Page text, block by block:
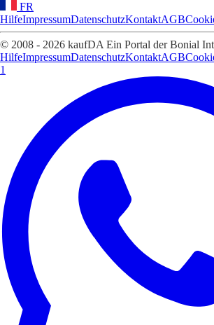
FR
HilfeImpressumDatenschutzKontaktAGB
© 2008 - 2026 kaufDA Ein Portal der Bonial
HilfeImpressumDatenschutzKontaktAGB
1